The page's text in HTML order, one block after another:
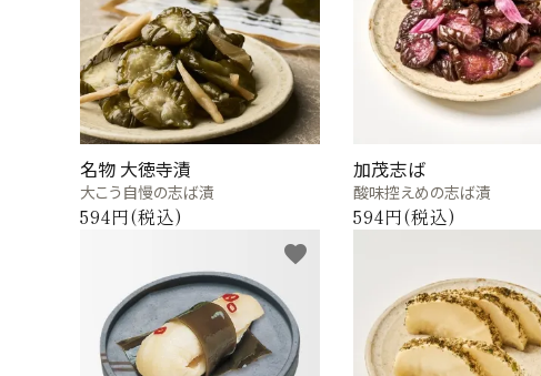
カテゴリーから探す
全ての商品
浅漬のお漬物
しば漬などの京つけもの（日持ち商品）
梅干・ちりめん山椒・佃煮（日持ち商
名物 大徳寺漬
大こう自慢の志ば漬
594円(税込)
加茂志ば
酸味控えめの志ば漬
594円(税込)
favorite